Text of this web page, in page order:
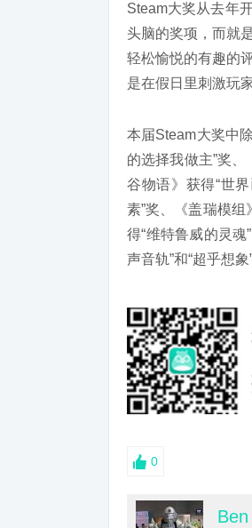
Steam大奖从去年
头脑的奖项，而就
轻松愉悦的有趣的
是在假日里刺激玩
本届Steam大奖中
的选择我做主”奖、
谷物语》获得“世
素”奖、《盖瑞模组
得“维特鲁威的灵魂
声音轨”和“超乎想象
0
Ben